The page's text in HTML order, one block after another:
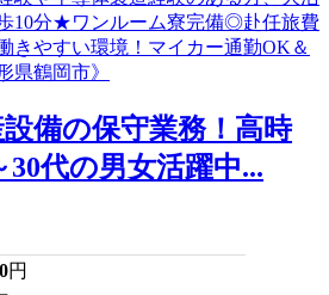
備の保守業務！高時
代の男女活躍中...
円